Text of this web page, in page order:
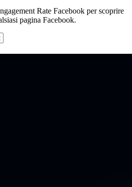
Rate Facebook per scoprire
pagina Facebook.